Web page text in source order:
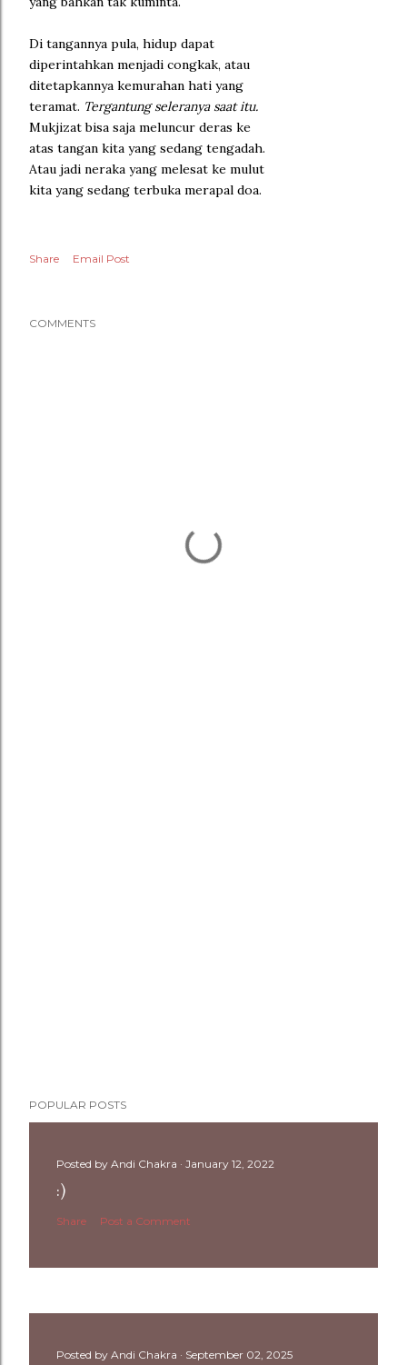
Di tangannya pula, hidup dapat
diperintahkan menjadi congkak, atau
ditetapkannya kemurahan hati yang
teramat. Tergantung seleranya saatitu.
Mukjizat bisa saja meluncur deras ke
atas tangan kita yang sedang tengadah.
Atau jadi neraka yang melesat ke mulut
kita yang sedang terbuka merapal doa.
Share Email Post
COMMENTS
POPULAR POSTS
Posted by Andi Chakra January 12, 2022
:)
Share Post a Comment
Posted by Andi Chakra September 02, 2025